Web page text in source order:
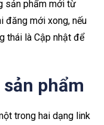
sản phẩm mới từ
đăng mới xong, nếu
thái là Cập nhật để
phẩm
trong hai dạng link